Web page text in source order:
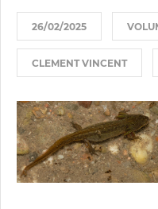
26/02/2025
CLEMENT VINCENT